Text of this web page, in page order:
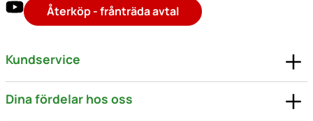
Återköp - frånträda avtal
Kundservice
Dina fördelar hos oss